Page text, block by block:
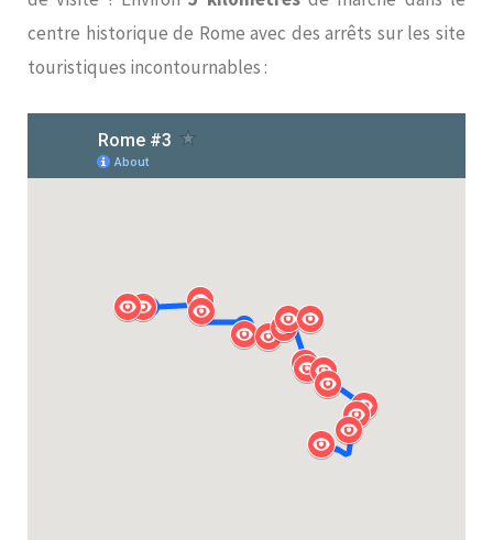
centre historique de Rome avec des arrêts sur les site
touristiques incontournables :